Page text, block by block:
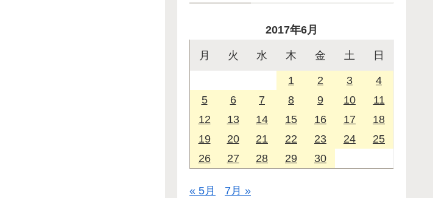
2017年6月
月 火 水 木 金 土 日
1 2 3
4
5
6 7 8 9 10
11
12
13 14 15 16 17
18
19
20 21 22 23 24
25
26
27 28 29 30
« 5月 7月 »